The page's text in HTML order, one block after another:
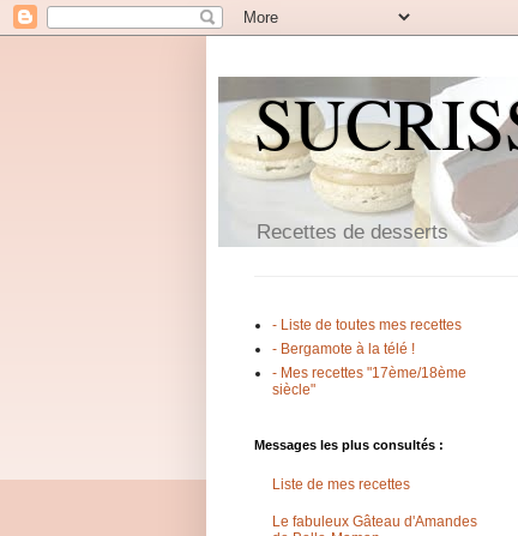
Recettes de desserts
- Liste de toutes mes recettes
- Bergamote à la télé !
- Mes recettes "17ème/18ème
siècle"
Messages les plus consultés :
Liste de mes recettes
Le fabuleux Gâteau d'Amandes